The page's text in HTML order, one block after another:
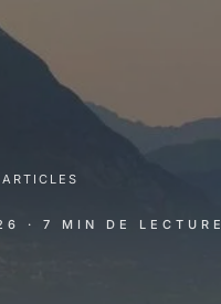
ARTICLES
· 7 MIN DE LECTURE